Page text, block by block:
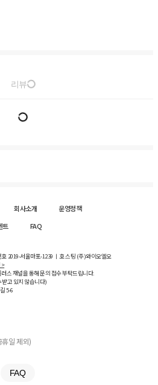
리뷰
회사소개
운영정책
트 FAQ
2019-서울마포-1239 ㅣ 호스팅 (주)와이오엘오
>
스 채널을 통해 문의 접수 부탁드립니다.
고 있지 않습니다)
5-6
일 제외)
FAQ